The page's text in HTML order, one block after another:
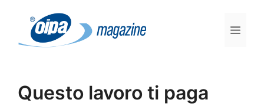
contenuto
Questo lavoro ti paga